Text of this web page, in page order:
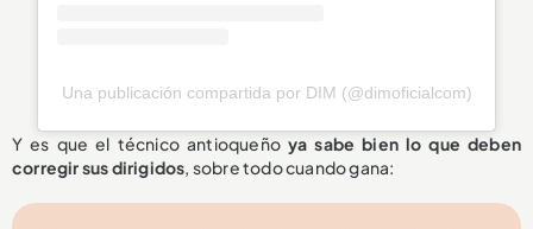
Una publicación compartida por DIM (@dimoficialcom)
Y es que el técnico antioqueño ya sabe bien lo que deben
corregir sus dirigidos, sobre todo cuando gana: